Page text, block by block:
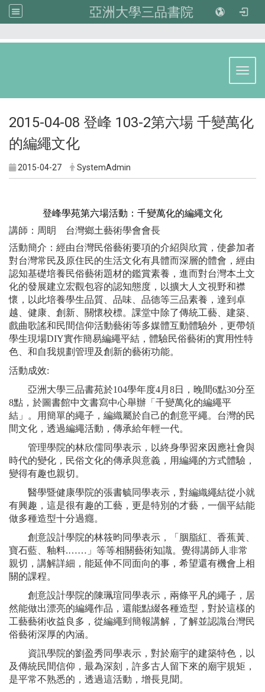
亞洲大學三品書院
2015-04-08 登峰 103-2第六場 千變萬化
的編繩文化
2015-04-27 SystemAdmin
登峰學苑第六場活動：千變萬化的編繩文化
講師：周眀 台灣鄉土藝術學會會長
活動簡介：經由台灣民俗藝術要項的介紹與欣賞，使參加者
對台灣常民及原住民的生活文化有具體而深層的體會，經由
認知基礎培養民俗藝術題材的鑑賞素養，進而對台灣本土文
化的發展建立宏觀包容的認知態度，以擴大人文視野和襟
懷，以此培養學生品質、品味、品德等三品素養，達到卓
越、健康、創新、關懷校標。課堂中除了傳統工藝、建築、
戲曲歌謠和民間信仰活動藝術等多媒體互動體驗外，更帶領
學生現場DIY實作簡易編繩平結，體驗民俗藝術的實用性特
色、和自我規劃管理及創新的藝術功能。
活動成效:
亞洲大學三品書苑於104學年度4月8日，晚間6點30分至
8點，於圖書館中文書寫中心舉辦「千變萬化的編繩平
結」。用簡單的繩子，編織屬於自己的創意平繩。台灣的民
間文化，透過編繩活動，傳承給年輕一代。
管理學院的林欣儒同學表示，以終身學習來因應社會與
時代的變化，民俗文化的傳承與意義，用編繩的方式體驗，
變得有趣也親切。
醫學暨健康學院的張書毓同學表示，對編織繩結從小就
有興趣，這是很有趣的工藝，更是特別的才藝，一個平結能
做多種造型十分過癮。
創意設計學院的林筱昀同學表示，「胭脂紅、香蕉黃、
寶石藍、釉料.……」等等相關藝術知識。覺得講師人非常
親切，講解詳細，能延伸不同面向的事，希望還有機會上相
關的課程。
創意設計學院的陳珮瑄同學表示，兩條平凡的繩子，居
然能做出漂亮的編繩作品，還能點綴各種造型，對於這樣的
工藝藝術收益良多，從編繩到簡報講解，了解並認識台灣民
俗藝術深厚的內涵。
資訊學院的劉盈秀同學表示，對於廟宇的建築特色，以
及傳統民間信仰，最為深刻，許多古人留下來的廟宇規矩，
是平常不熟悉的，透過這活動，增長見聞。